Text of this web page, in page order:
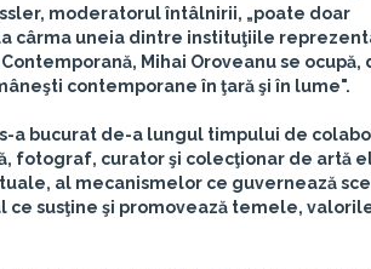
, moderatorul întâlnirii, „poate doar
cârma uneia dintre instituţiile
, Mihai Oroveanu se ocupă,
contemporane în ţară şi în lume".
a bucurat de-a lungul timpului de
fotograf, curator şi colecţionar de artă
al mecanismelor ce guvernează
susţine şi promovează temele,